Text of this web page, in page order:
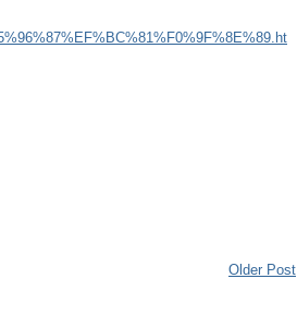
Older Post